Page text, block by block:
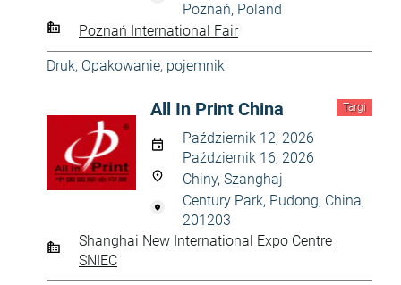
Poznań, Poland
Poznań International Fair
Druk, Opakowanie, pojemnik
Targi
All In Print China
Październik 12, 2026
Październik 16, 2026
Chiny, Szanghaj
Century Park, Pudong, China,
201203
Shanghai New International Expo Centre
SNIEC